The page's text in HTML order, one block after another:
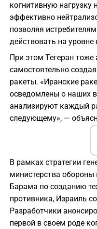
когнитивную нагрузку
эффективно
позволяя
действовать на уровне
При этом Тегеран тоже
самостоятельно
ракеты. «Иранские
осведомлены о наших
анализируют каждый
следующему», —
В рамках стратегии
министерства
Барама по созданию
противника, Израиль
Разработчики
первой в своем роде